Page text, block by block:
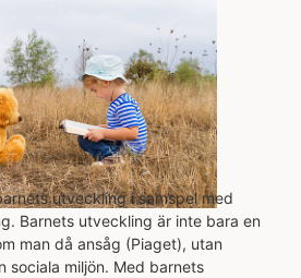
utveckling i samspel med
Barnets utveckling är inte bara en
man då ansåg (Piaget), utan
sociala miljön. Med barnets